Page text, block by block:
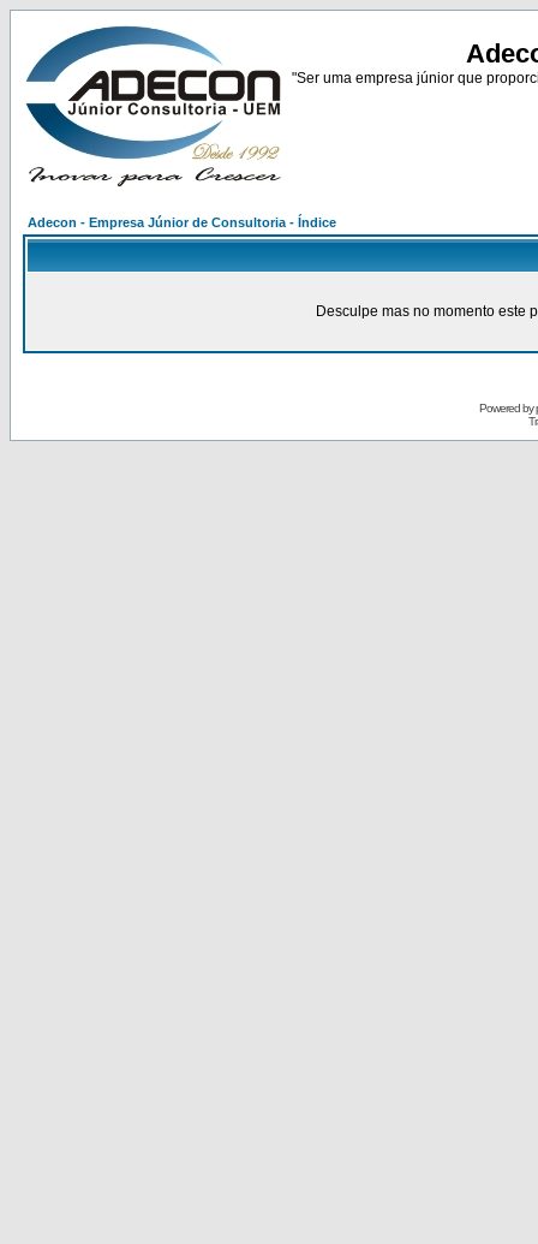
"Ser uma empresa júnior que
Adecon - Empresa Júnior de Consultoria - Índice
Desculpe mas no momento este
Powered by